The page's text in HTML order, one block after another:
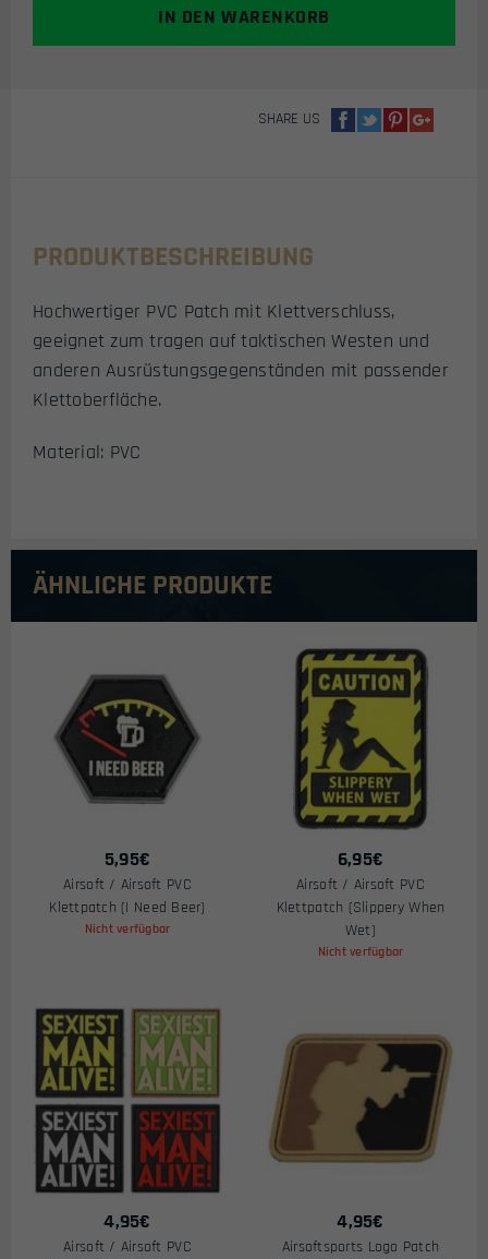
KLETTPATCH
IN DEN WARENKORB
SHARE US
PRODUKTBESCHREIBUNG
Hochwertiger PVC Patch mit Klettverschluss,
geeignet zum tragen auf taktischen Westen und
anderen Ausrüstungsgegenständen mit passender
Klettoberfläche.
Material: PVC
ÄHNLICHE PRODUKTE
5,95€
Airsoft / Airsoft PVC
Klettpatch (I Need Beer)
Nicht verfügbar
6,95€
Airsoft / Airsoft PVC
Klettpatch (Slippery When
Wet)
Nicht verfügbar
4,95€
Airsoft / Airsoft PVC
4,95€
Airsoftsports Logo Patch